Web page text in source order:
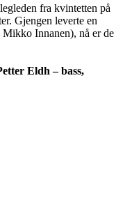
fra kvintetten på
Gjengen leverte en
Mikko Innanen), nå er de
Eldh – bass,